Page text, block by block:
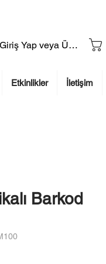
Giriş Yap veya Üye Ol
Etkinlikler İletişim
Barkod